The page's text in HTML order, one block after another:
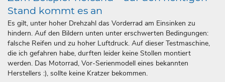
Stand kommt es an
Es gilt, unter hoher Drehzahl das Vorderrad am Einsinken zu
hindern. Auf den Bildern unten unter erschwerten Bedingungen:
falsche Reifen und zu hoher Luftdruck. Auf dieser Testmaschine,
die ich gefahren habe, durften leider keine Stollen montiert
werden. Das Motorrad, Vor-Serienmodell eines bekannten
Herstellers :), sollte keine Kratzer bekommen.